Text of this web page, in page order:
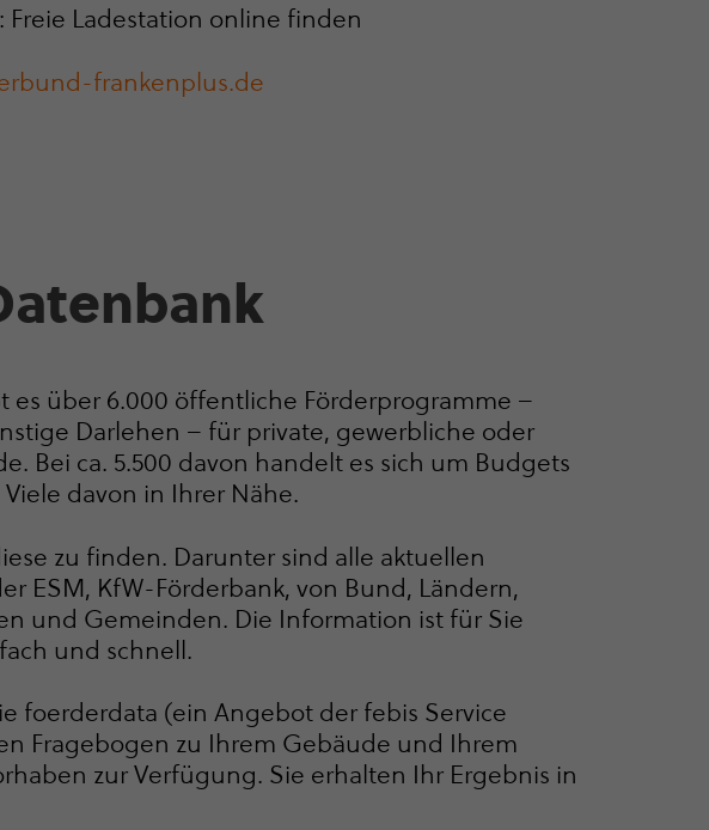
Freie Ladestation online finden
fran­ken­plus.de
es über 6.000 öffentliche Förder­pro­gramme –
Darlehen – für private, gewerbliche oder
Bei ca. 5.500 davon handelt es sich um Budgets
davon in Ihrer Nähe.
zu finden. Darunter sind alle aktuellen
ESM, KfW-Förderbank, von Bund, Ländern,
und Gemeinden. Die Information ist für Sie
und schnell.
foerderdata (ein Angebot der febis Service
Fragebogen zu Ihrem Gebäude und Ihrem
zur Verfügung. Sie erhalten Ihr Ergebnis in